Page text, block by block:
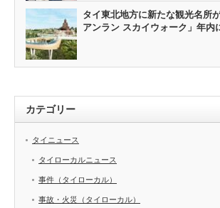
タイ東北地方に新たな観光名所
アンラン スカイウォーク」年内
カテゴリー
タイニュース
タイローカルニュース
事件（タイローカル）
事故・火災（タイローカル）